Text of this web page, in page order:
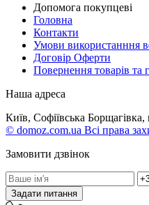
Допомога покупцеві
Головна
Контакти
Умови використанння
Договір Оферти
Повернення товарів та
Наша адреса
Київ, Софіївська Борщагівка,
© domoz.com.ua Всі права
Замовити дзвінок
Задати питання